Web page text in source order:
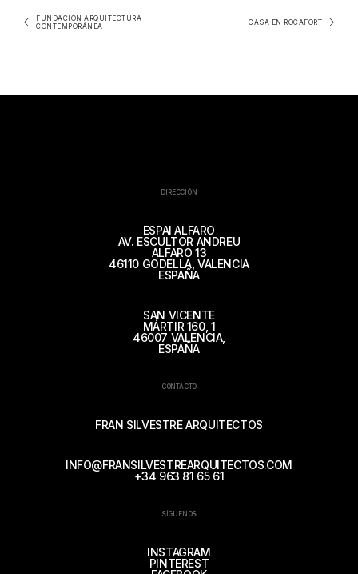
FUNDACIÓN ARQUITECTURA
CONTEMPORÁNEA
CASA EN ROCAFORT
DIRECCIÓN
ESPAI ALFARO
AV. ESCULTOR ANDREU
ALFARO 13
46110 GODELLA, VALENCIA
ESPAÑA
SAN VICENTE
MÁRTIR 160, 1
46007 VALENCIA,
ESPAÑA
CONTACTO
FRAN SILVESTRE ARQUITECTOS
INFO@FRANSILVESTREARQUITECTOS.COM
+34 963 81 65 61
SÍGUENOS
INSTAGRAM
PINTEREST